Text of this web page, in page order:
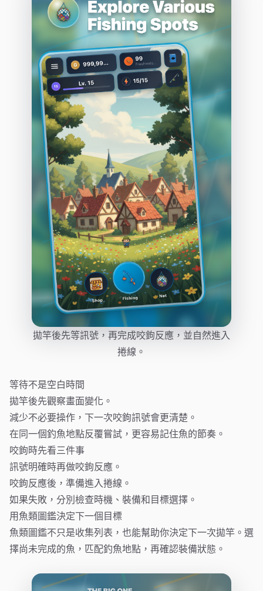
拋竿後先等訊號，再完成咬鉤反應，並自然進入
捲線。
等待不是空白時間
拋竿後先觀察畫面變化。
減少不必要操作，下一次咬鉤訊號會更清楚。
在同一個釣魚地點反覆嘗試，更容易記住魚的節奏。
咬鉤時先看三件事
訊號明確時再做咬鉤反應。
咬鉤反應後，準備進入捲線。
如果失敗，分別檢查時機、裝備和目標選擇。
用魚類圖鑑決定下一個目標
魚類圖鑑不只是收集列表，也能幫助你決定下一次拋竿。選
擇尚未完成的魚，匹配釣魚地點，再確認裝備狀態。